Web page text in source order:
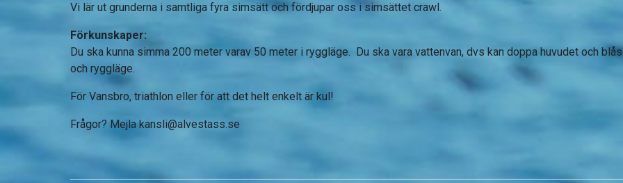
Vi lär ut grunderna i samtliga fyra simsätt och fördjupar oss i simsättet crawl.
Förkunskaper:
Du ska kunna simma 200 meter varav 50 meter i ryggläge. Du ska vara vattenvan, dvs kan doppa huvudet och
och ryggläge.
För Vansbro, triathlon eller för att det helt enkelt är kul!
Frågor? Mejla kansli@alvestass.se